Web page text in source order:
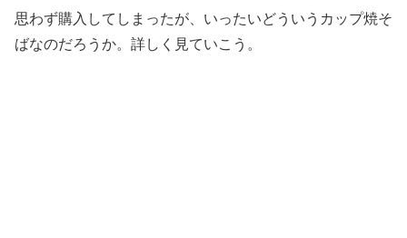
思わず購入してしまったが、いったいどういうカップ焼そ
ばなのだろうか。詳しく見ていこう。